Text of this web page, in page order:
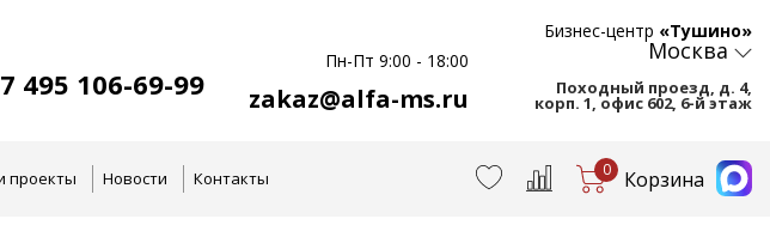
495 106-69-99
Пн-Пт 9:00 - 18:00
zakaz@alfa-ms.ru
Бизнес-центр «Тушино»
Москва
Походный проезд, д. 4,
корп. 1, офис 602, 6-й этаж
проекты Новости Контакты 0 Корзина